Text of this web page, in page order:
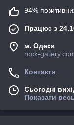
94%
Працює з
м. Одеса
rock-
Контакти
Сьогодні
Показати